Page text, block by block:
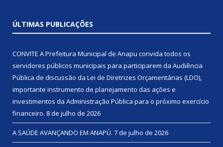
ÚLTIMAS PUBLICAÇÕES
CONVITE A Prefeitura Municipal de Anapu convida todos os
servidores públicos municipais para participarem da Audiência
Pública de discussão da Lei de Diretrizes Orçamentárias (LDO),
importante instrumento de planejamento das ações e
investimentos da Administração Pública para o próximo exercício
financeiro. 8 de julho de 2026
A SAÚDE AVANÇANDO EM ANAPÚ. 7 de julho de 2026